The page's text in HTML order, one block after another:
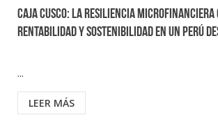
Caja Cusco: La resiliencia microfinanciera
rentabilidad y sostenibilidad en un Perú
...
LEER MÁS